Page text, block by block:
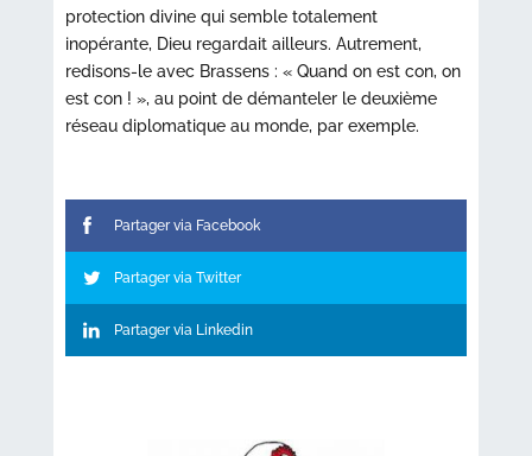
protection divine qui semble totalement
inopérante, Dieu regardait ailleurs. Autrement,
redisons-le avec Brassens : « Quand on est con, on
est con ! », au point de démanteler le deuxième
réseau diplomatique au monde, par exemple.
Partager via Facebook
Partager via Twitter
Partager via Linkedin